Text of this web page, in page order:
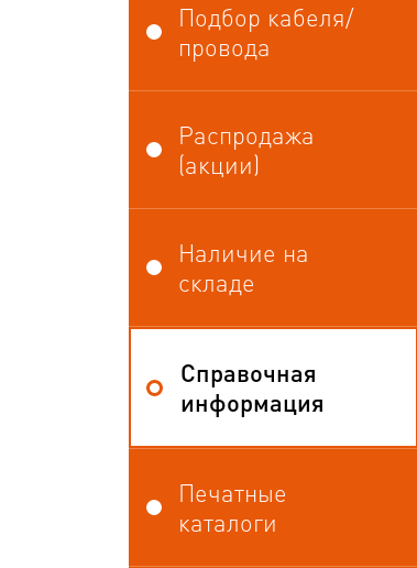
Подбор кабеля/
провода
Распродажа
(акции)
Наличие на
складе
Справочная
информация
Печатные
каталоги